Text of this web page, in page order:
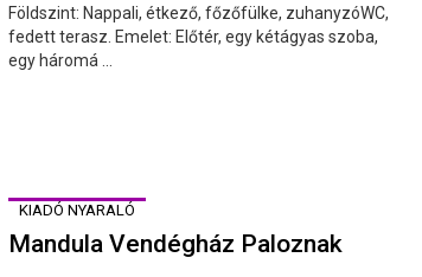
Földszint: Nappali, étkező, főzőfülke, zuhanyzóWC,
fedett terasz. Emelet: Előtér, egy kétágyas szoba,
egy háromá ...
KIADÓ NYARALÓ
Mandula Vendégház Paloznak